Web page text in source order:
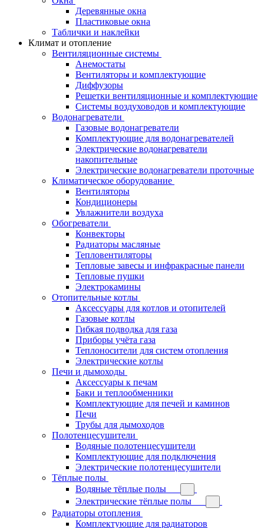
Деревянные окна
Пластиковые окна
Таблички и наклейки
Климат и отопление
Вентиляционные системы
Анемостаты
Вентиляторы и комплектующие
Диффузоры
Решетки вентиляционные и комплектующие
Системы воздуховодов и комплектующие
Водонагреватели
Газовые водонагреватели
Комплектующие для водонагревателей
Электрические водонагреватели
накопительные
Электрические водонагреватели проточные
Климатическое оборудование
Вентиляторы
Кондиционеры
Увлажнители воздуха
Обогреватели
Конвекторы
Радиаторы масляные
Тепловентиляторы
Тепловые завесы и инфракрасные панели
Тепловые пушки
Электрокамины
Отопительные котлы
Аксессуары для котлов и отопителей
Газовые котлы
Гибкая подводка для газа
Приборы учёта газа
Теплоносители для систем отопления
Электрические котлы
Печи и дымоходы
Аксессуары к печам
Баки и теплообменники
Комплектующие для печей и каминов
Печи
Трубы для дымоходов
Полотенцесушители
Водяные полотенцесушители
Комплектующие для подключения
Электрические полотенцесушители
Тёплые полы
Водяные тёплые полы
Электрические тёплые полы
Радиаторы отопления
Комплектующие для радиаторов